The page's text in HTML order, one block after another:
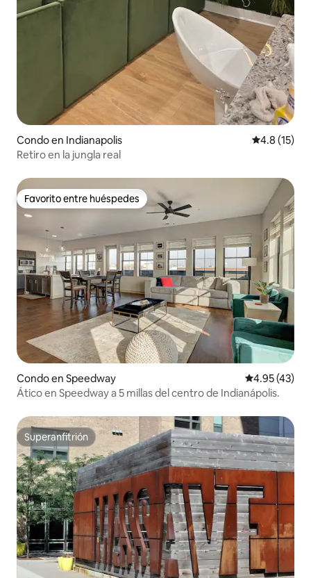
Condo en Indianapolis Calificación
4.8 (15)
Retiro en la jungla real
Favorito entre huéspedes
Favorito entre huéspedes
Condo en Speedway Calificación
4.95 (43)
Ático en Speedway a 5 millas del centro de Indianápolis.
Superanfitrión
Superanfitrión